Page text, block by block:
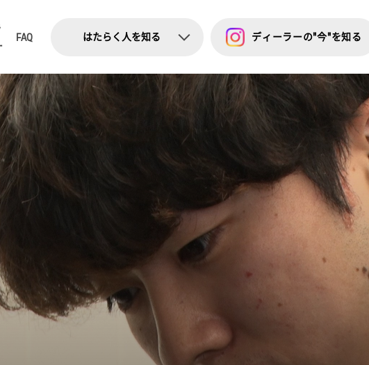
FAQ はたらく人を知る
ーコミック
ー ショート動画
ー
ディーラーの"今"を知る